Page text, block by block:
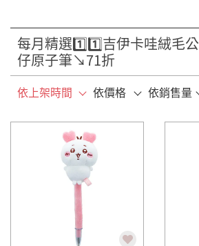
每月精選1️⃣1️⃣吉伊卡哇絨毛公
仔原子筆↘71折
依上架時間 依價格 依銷售量